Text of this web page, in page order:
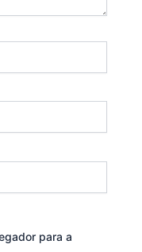
para a